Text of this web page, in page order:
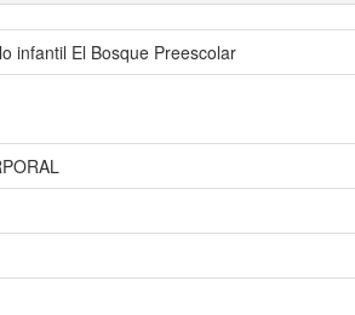
infantil El Bosque Preescolar